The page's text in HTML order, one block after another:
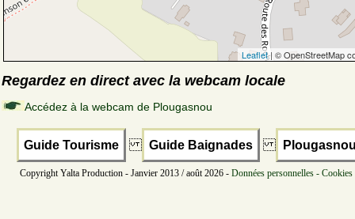
Leaflet| © OpenStreetMap
Regardez en direct avec la webcam locale
Accédez à la webcam de Plougasnou
Guide Tourisme Guide Baignades
Copyright Yalta Production - Janvier 2013 / août 2026 - Données personnelles -